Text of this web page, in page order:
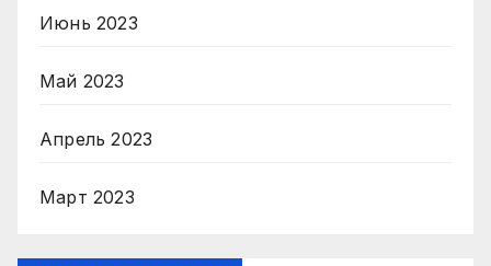
Июнь 2023
Май 2023
Апрель 2023
Март 2023